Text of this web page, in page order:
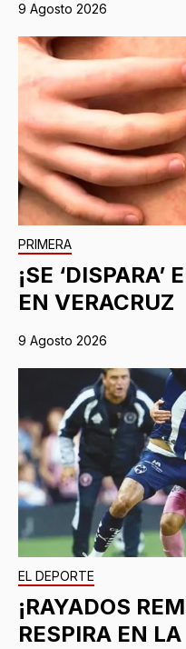
9 Agosto 2026
PRIMERA
¡SE
EN VERACRUZ
9 Agosto 2026
EL DEPORTE
¡RAYADOS
RESPIRA EN